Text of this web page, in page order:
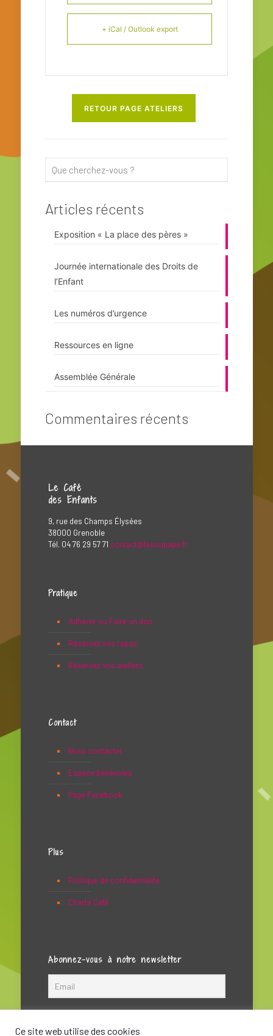
+ iCal / Outlook export
RETOUR PAGE ATELIERS
Articles récents
Exposition « La place des pères »
Journée internationale des Droits de
l’Enfant
Les numéros d’urgence
Ressources en ligne
Assemblée Générale
Commentaires récents
Le Café
des Enfants
9, rue des Champs Élysées
38000 Grenoble
Tél. 04 76 29 57 71 contact@lasoupape.fr
Pratique
Adhérer ou Faire un don
Réservez vos repas
Réservez vos ateliers
Contact
Nous contacter
Espace bénévoles
Page Facebook
Plus
Politique de confidentialité
Charte Café
Abonnez-vous à notre newsletter
Ce site web utilise des cookies